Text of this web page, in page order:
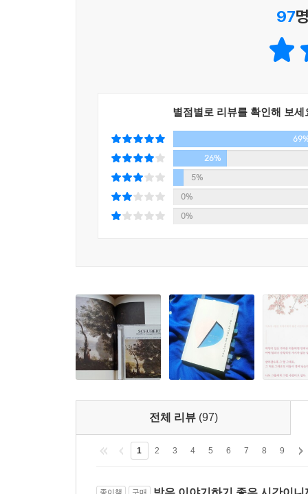
다시 눈을 떴을 때 두 손은 깨끗하고 아무렇지 않
함께 있어주지 못했던 것이. 하지만 지금은 이렇게
우리는 더 이상 빛나는 미래를 가진 크리스토퍼
하는 푸 곰돌이겠지만 대신 이런 말을 들려주리
도 좋은 나날이며, 앞으로도 그러리란 걸 알아주
--- p.290
그래서 나는 소설 속의 인물 은섭에게 이 말을 주
은섭이 그런 말을 할 수 있는 캐릭터여서 고마웠
를 설정을 포기했다. 하룻밤 더 같이 있지 못하더라
--- pp.294-295
이전에 서점 인터뷰에서 기자분이 ‘평생 쓰고자
트 인생이라고 대답한 적이 있습니다. 좋아하고
란 날들. 잡다한 것들을 껴안고 사는 기억의 호
쓰는 사람이고 싶습니다.
수는 없을 것 같다”고 고백했다. 그만큼 작가의
더불어 뜻밖의 감동을 안겨주었던 옛 시간들을
부드러운 경계로 만들어가고자 하는 작가의 시선
특히 이 책에서는 『사서함 110호의 우편물』의
해원을 탄생시키고, 써 내려가면서 겪었던 다
마지막으로 『밤은 이야기하기 좋은 시간이니까
97
별점별로 리뷰를 확인해 보세
26%
5%
0%
0%
전체 리뷰 (97)
1 2 3 4 5 6 7 8 9
종이책 구매